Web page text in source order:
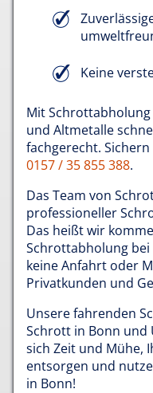
Keine
Mit
und Altmetalle
fachgerecht.
0157 / 35 855 388.
Das Team von
professioneller
Das heißt wir
Schrottabholung bei
keine Anfahrt oder
Privatkunden und
Unsere fahrenden
Schrott in Bonn und
sich Zeit und Mühe,
entsorgen und
in Bonn!